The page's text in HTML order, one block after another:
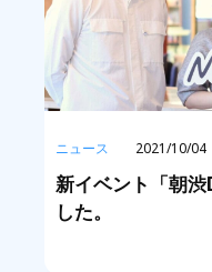
ニュース 2021/10/04
新イベント「朝
した。